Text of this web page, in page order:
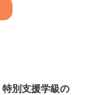
特別支援学級の